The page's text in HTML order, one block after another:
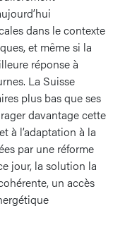
dans le contexte
et même si la
réponse à
La Suisse
plus bas que ses
davantage cette
à l’adaptation à la
par une réforme
jour, la solution la
un accès